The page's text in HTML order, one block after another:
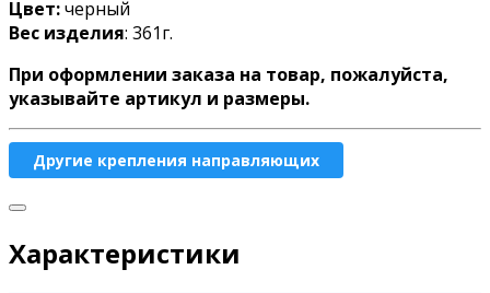
Цвет:черный
Вес изделия: 361г.
При оформлении заказа на товар, пожалуйста,
указывайте артикул и размеры.
Другие крепления направляющих
Характеристики